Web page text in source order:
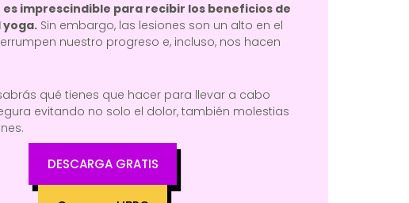
imprescindible para recibir los beneficios de
yoga.Sin embargo, las lesiones son un alto en el
nuestro progreso e, incluso, nos hacen
qué tienes que hacer para llevar a cabo
evitando no solo el dolor, también molestias
DESCARGA GRATIS